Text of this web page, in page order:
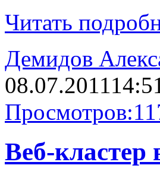
Читать
Демидов
08.07.2011
Просмотров:
Веб-кластер